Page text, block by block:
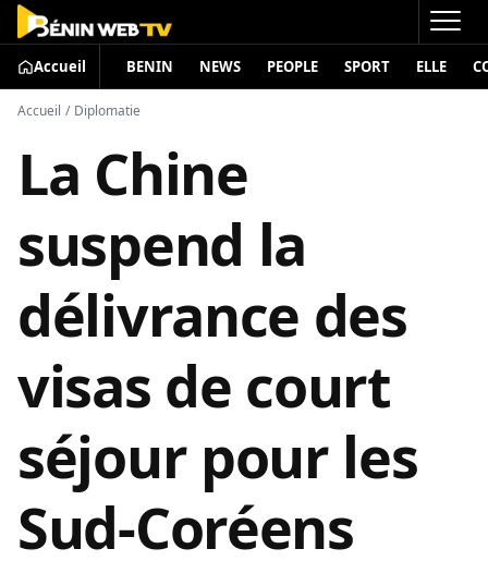
Accueil BENIN NEWS PEOPLE SPORT ELLE
Accueil / Diplomatie
La Chine
suspend la
délivrance des
visas de court
séjour pour les
Sud-Coréens